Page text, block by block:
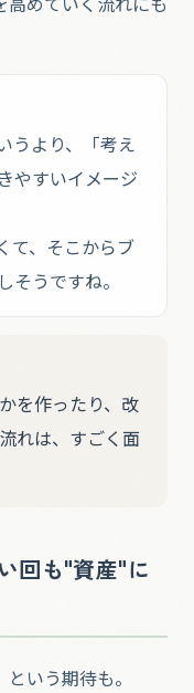
うより、「考え
やすいイメージ
て、そこからブ
そうですね。
を作ったり、改
れは、すごく面
回も"資産"に
いう期待も。